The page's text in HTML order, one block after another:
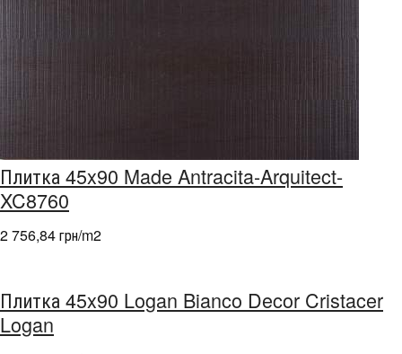
Плитка 45x90 Made Antracita-Arquitect-
XC8760
2 756,84 грн/m2
Плитка 45x90 Logan Bianco Decor Cristacer
Logan